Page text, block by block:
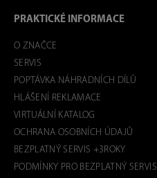
PRAKTICKÉ INFORMACE
O ZNAČCE
SERVIS
POPTÁVKA NÁHRADNÍCH DÍLŮ
HLÁŠENÍ REKLAMACE
VIRTUÁLNÍ KATALOG
OCHRANA OSOBNÍCH ÚDAJŮ
BEZPLATNÝ SERVIS +3ROKY
PODMÍNKY PRO BEZPLATNÝ SERVIS